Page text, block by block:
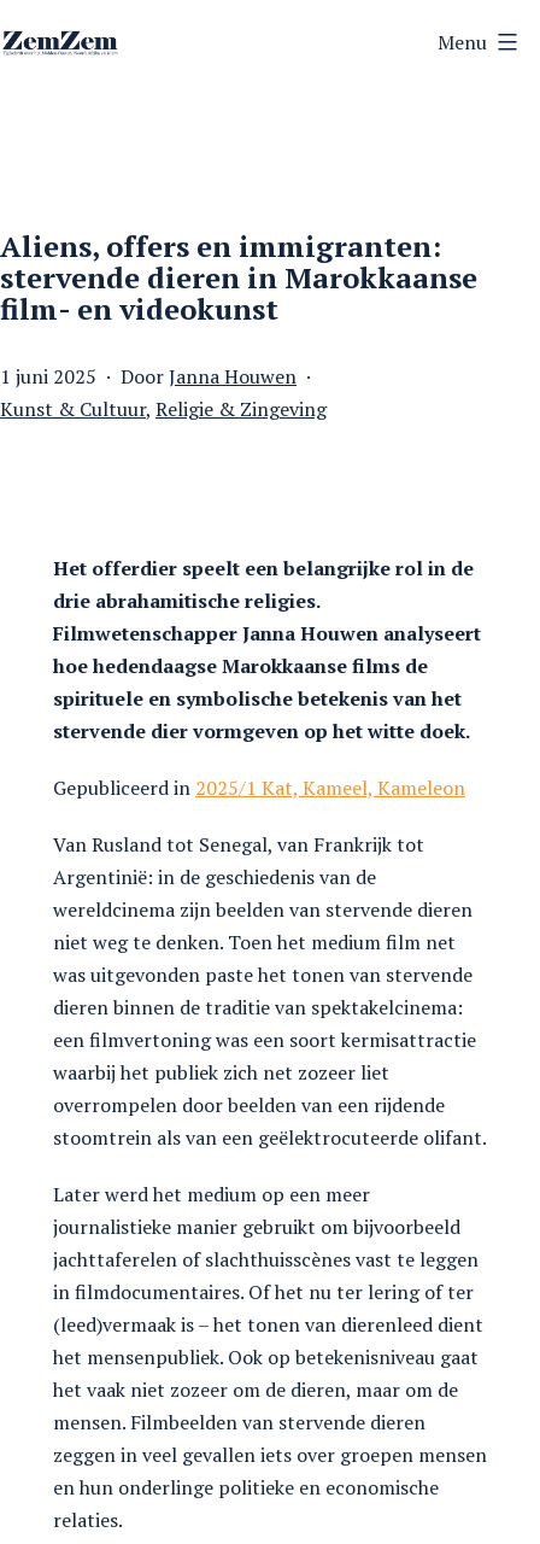
naar
Menu
Aliens, offers en immigranten:
stervende dieren in Marokkaanse
film- en videokunst
Gepubliceerd
op
1 juni 2025 DoorJanna Houwen
Gecategoriseerd
Kunst & Cultuur, Religie & Zingeving
Het offerdier speelt een belangrijke rol in de
drie abrahamitische religies.
Filmwetenschapper Janna Houwen analyseert
hoe hedendaagse Marokkaanse films de
spirituele en symbolische betekenis van het
stervende dier vormgeven op het witte doek.
Gepubliceerd in 2025/1 Kat, Kameel, Kameleon
Van Rusland tot Senegal, van Frankrijk tot
Argentinië: in de geschiedenis van de
wereldcinema zijn beelden van stervende dieren
niet weg te denken. Toen het medium film net
was uitgevonden paste het tonen van stervende
dieren binnen de traditie van spektakelcinema:
een filmvertoning was een soort kermisattractie
waarbij het publiek zich net zozeer liet
overrompelen door beelden van een rijdende
stoomtrein als van een geëlektrocuteerde olifant.
Later werd het medium op een meer
journalistieke manier gebruikt om bijvoorbeeld
jachttaferelen of slachthuisscènes vast te leggen
in filmdocumentaires. Of het nu ter lering of ter
(leed)vermaak is – het tonen van dierenleed dient
het mensenpubliek. Ook op betekenisniveau gaat
het vaak niet zozeer om de dieren, maar om de
mensen. Filmbeelden van stervende dieren
zeggen in veel gevallen iets over groepen mensen
en hun onderlinge politieke en economische
relaties.